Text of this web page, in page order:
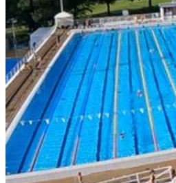
Kilde:Trygg Trafikk
Sikring av kjæledyr
Transportbur: Dette er den
solid (gjerne metall), festet med
plassert så nært bakseteryggen
Bilsele: Spesial-sele for hund
Unngå forsete.
Løs hund: Dette regnes som
hund på 20 kg utgjør en kraft
kollisjon i 50 km/t. Sikring
øvrige passasjerer, og